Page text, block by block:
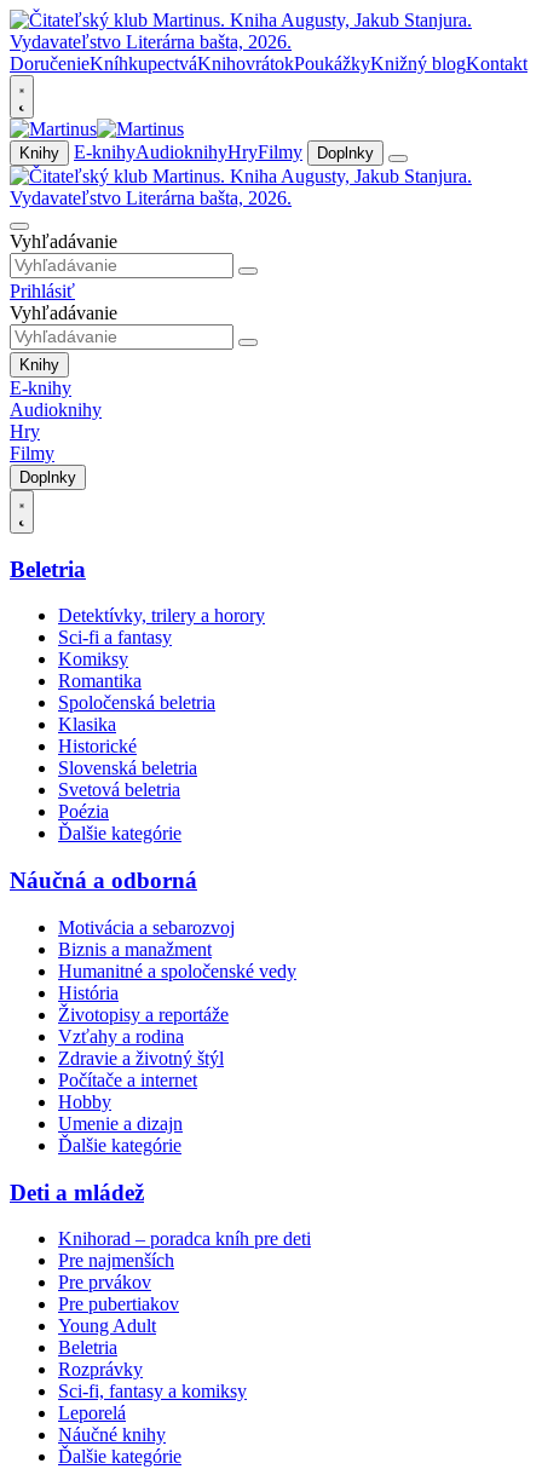
DoručenieKníhkupectváKnihovrátokPoukážkyKnižný blogKontakt
Knihy E-knihyAudioknihyHryFilmy Doplnky
Vyhľadávanie
Prihlásiť
Vyhľadávanie
Knihy
E-knihy
Audioknihy
Hry
Filmy
Doplnky
Beletria
Detektívky, trilery a horory
Sci-fi a fantasy
Komiksy
Romantika
Spoločenská beletria
Klasika
Historické
Slovenská beletria
Svetová beletria
Poézia
Ďalšie kategórie
Náučná a odborná
Motivácia a sebarozvoj
Biznis a manažment
Humanitné a spoločenské vedy
História
Životopisy a reportáže
Vzťahy a rodina
Zdravie a životný štýl
Počítače a internet
Hobby
Umenie a dizajn
Ďalšie kategórie
Deti a mládež
Knihorad – poradca kníh pre deti
Pre najmenších
Pre prvákov
Pre pubertiakov
Young Adult
Beletria
Rozprávky
Sci-fi, fantasy a komiksy
Leporelá
Náučné knihy
Ďalšie kategórie